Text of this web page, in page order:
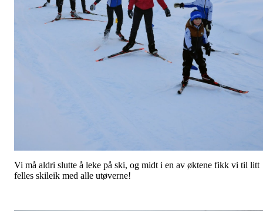
Vi må aldri slutte å leke på ski, og midt i en av øktene fikk vi til litt
felles skileik med alle utøverne!